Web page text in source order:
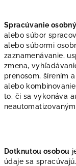
Spracúvanie
alebo súbor
alebo súbormi
zaznamenávanie,
zmena,
prenosom, šírením
alebo
to, či sa vykonáva
Dotknutou osobou
údaje sa spracúvajú.